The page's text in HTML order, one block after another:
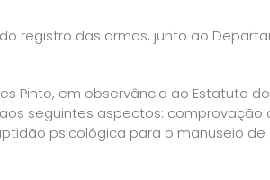
registro das armas, junto ao
Pinto, em observância ao Estatuto
seguintes aspectos:
psicológica para o manuseio